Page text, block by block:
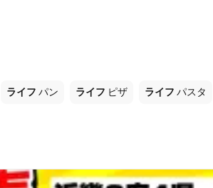
ライフ パン ライフ ピザ ライフ パスタ